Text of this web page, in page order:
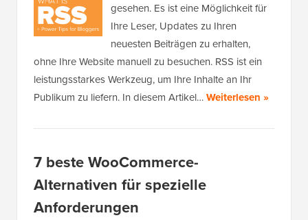
gesehen. Es ist eine Möglichkeit für
Ihre Leser, Updates zu Ihren
neuesten Beiträgen zu erhalten,
ohne Ihre Website manuell zu besuchen. RSS ist ein
leistungsstarkes Werkzeug, um Ihre Inhalte an Ihr
Publikum zu liefern. In diesem Artikel…Weiterlesen »
7 beste WooCommerce-
Alternativen für spezielle
Anforderungen